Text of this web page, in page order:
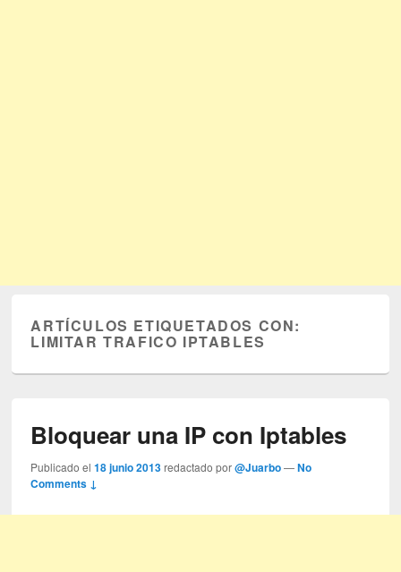
ARTÍCULOS ETIQUETADOS CON:
LIMITAR TRAFICO IPTABLES
Bloquear una IP con Iptables
Publicado el18 junio 2013 redactado por@Juarbo —No
Comments ↓